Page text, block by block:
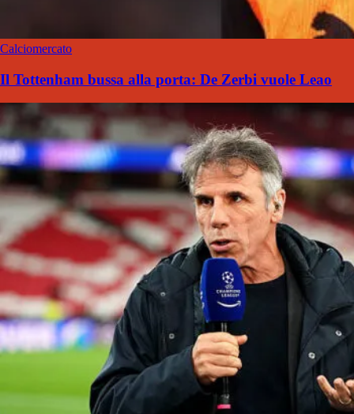
Calciomercato
Il Tottenham bussa alla porta: De Zerbi vuole Leao